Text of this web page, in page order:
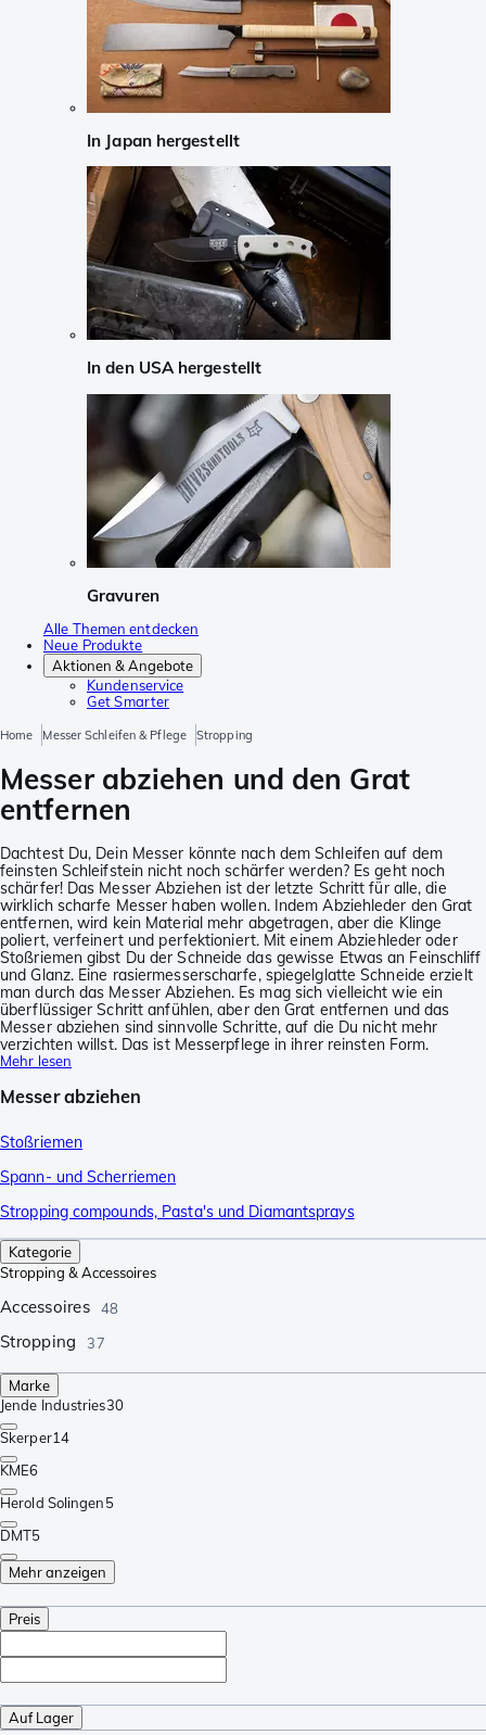
In Japan hergestellt
In den USA hergestellt
Gravuren
Alle Themen entdecken
Neue Produkte
Aktionen & Angebote
Kundenservice
Get Smarter
Home Messer Schleifen & Pflege Stropping
Messer abziehen und den Grat
entfernen
Dachtest Du, Dein Messer könnte nach dem Schleifen auf dem
feinsten Schleifstein nicht noch schärfer werden? Es geht noch
schärfer! Das Messer Abziehen ist der letzte Schritt für alle, die
wirklich scharfe Messer haben wollen. Indem Abziehleder den Grat
entfernen, wird kein Material mehr abgetragen, aber die Klinge
poliert, verfeinert und perfektioniert. Mit einem Abziehleder oder
Stoßriemen gibst Du der Schneide das gewisse Etwas an Feinschliff
und Glanz. Eine rasiermesserscharfe, spiegelglatte Schneide erzielt
man durch das Messer Abziehen. Es mag sich vielleicht wie ein
überflüssiger Schritt anfühlen, aber den Grat entfernen und das
Messer abziehen sind sinnvolle Schritte, auf die Du nicht mehr
verzichten willst. Das ist Messerpflege in ihrer reinsten Form.
Mehr lesen
Messer abziehen
Stoßriemen
Spann- und Scherriemen
Stropping compounds, Pasta's und Diamantsprays
Kategorie
Stropping & Accessoires
Accessoires 48
Stropping 37
Marke
Jende Industries30
Skerper14
KME6
Herold Solingen5
DMT5
Mehr anzeigen
Preis
Auf Lager